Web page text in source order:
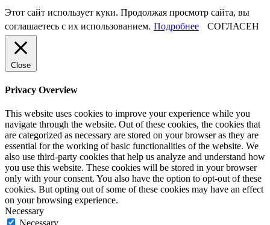
Этот сайт использует куки. Продолжая просмотр сайта, вы
соглашаетесь с их использованием. Подробнее СОГЛАСЕН
Close
Privacy Overview
This website uses cookies to improve your experience while you
navigate through the website. Out of these cookies, the cookies that
are categorized as necessary are stored on your browser as they are
essential for the working of basic functionalities of the website. We
also use third-party cookies that help us analyze and understand how
you use this website. These cookies will be stored in your browser
only with your consent. You also have the option to opt-out of these
cookies. But opting out of some of these cookies may have an effect
on your browsing experience.
Necessary
Necessary